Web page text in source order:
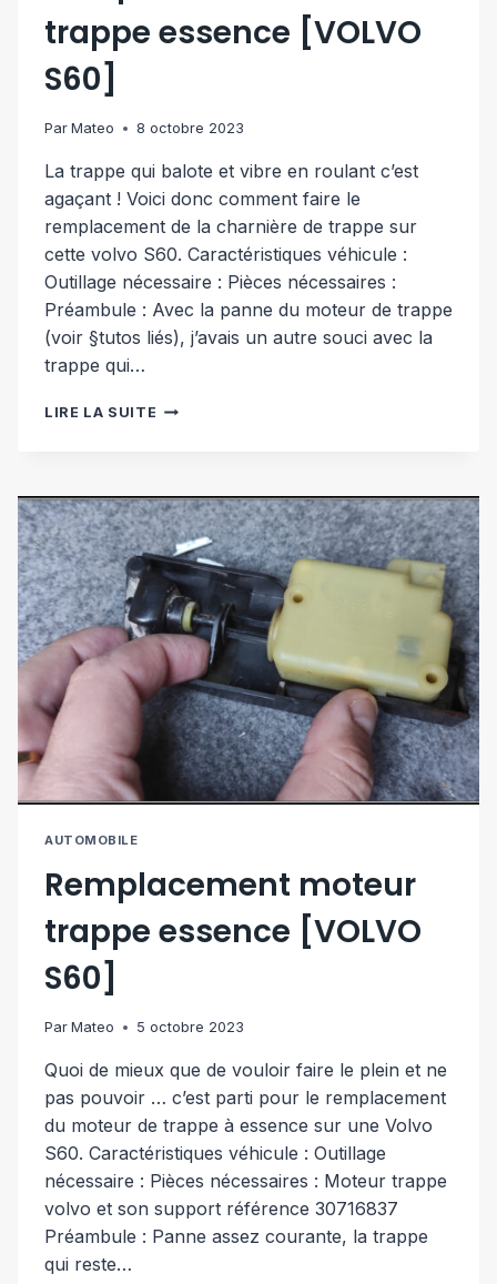
trappe essence [VOLVO
S60]
Par Mateo 8 octobre 2023
La trappe qui balote et vibre en roulant c’est
agaçant ! Voici donc comment faire le
remplacement de la charnière de trappe sur
cette volvo S60. Caractéristiques véhicule :
Outillage nécessaire : Pièces nécessaires :
Préambule : Avec la panne du moteur de trappe
(voir §tutos liés), j’avais un autre souci avec la
trappe qui…
LIRE LA SUITE REMPLACEMENT
[VOLVO
S60]
AUTOMOBILE
Remplacement moteur
trappe essence [VOLVO
S60]
Par Mateo 5 octobre 2023
Quoi de mieux que de vouloir faire le plein et ne
pas pouvoir … c’est parti pour le remplacement
du moteur de trappe à essence sur une Volvo
S60. Caractéristiques véhicule : Outillage
nécessaire : Pièces nécessaires : Moteur trappe
volvo et son support référence 30716837
Préambule : Panne assez courante, la trappe
qui reste…